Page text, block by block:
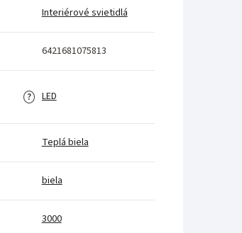
Interiérové svietidlá
6421681075813
? LED
Teplá biela
biela
3000